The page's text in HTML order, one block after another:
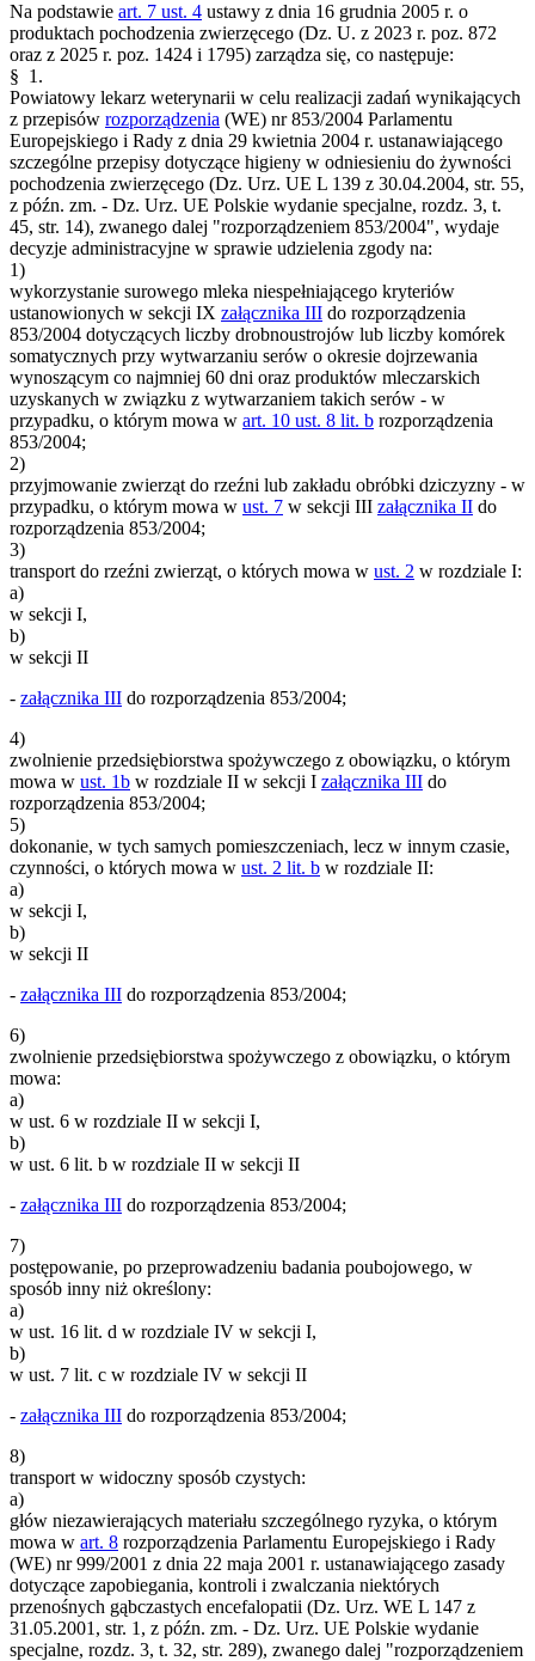
Na podstawie art. 7 ust. 4 ustawy z dnia 16 grudnia 2005 r. o
produktach pochodzenia zwierzęcego (Dz. U. z 2023 r. poz. 872
oraz z 2025 r. poz. 1424 i 1795) zarządza się, co następuje:
§ 1.
Powiatowy lekarz weterynarii w celu realizacji zadań wynikających
z przepisów rozporządzenia (WE) nr 853/2004 Parlamentu
Europejskiego i Rady z dnia 29 kwietnia 2004 r. ustanawiającego
szczególne przepisy dotyczące higieny w odniesieniu do żywności
pochodzenia zwierzęcego (Dz. Urz. UE L 139 z 30.04.2004, str. 55,
z późn. zm. - Dz. Urz. UE Polskie wydanie specjalne, rozdz. 3, t.
45, str. 14), zwanego dalej "rozporządzeniem 853/2004", wydaje
decyzje administracyjne w sprawie udzielenia zgody na:
1)
wykorzystanie surowego mleka niespełniającego kryteriów
ustanowionych w sekcji IX załącznika III do rozporządzenia
853/2004 dotyczących liczby drobnoustrojów lub liczby komórek
somatycznych przy wytwarzaniu serów o okresie dojrzewania
wynoszącym co najmniej 60 dni oraz produktów mleczarskich
uzyskanych w związku z wytwarzaniem takich serów - w
przypadku, o którym mowa w art. 10 ust. 8 lit. b rozporządzenia
853/2004;
2)
przyjmowanie zwierząt do rzeźni lub zakładu obróbki dziczyzny - w
przypadku, o którym mowa w ust. 7 w sekcji III załącznika II do
rozporządzenia 853/2004;
3)
transport do rzeźni zwierząt, o których mowa w ust. 2 w rozdziale I:
a)
w sekcji I,
b)
w sekcji II
- załącznika III do rozporządzenia 853/2004;
4)
zwolnienie przedsiębiorstwa spożywczego z obowiązku, o którym
mowa w ust. 1b w rozdziale II w sekcji I załącznika III do
rozporządzenia 853/2004;
5)
dokonanie, w tych samych pomieszczeniach, lecz w innym czasie,
czynności, o których mowa w ust. 2 lit. b w rozdziale II:
a)
w sekcji I,
b)
w sekcji II
- załącznika III do rozporządzenia 853/2004;
6)
zwolnienie przedsiębiorstwa spożywczego z obowiązku, o którym
mowa:
a)
w ust. 6 w rozdziale II w sekcji I,
b)
w ust. 6 lit. b w rozdziale II w sekcji II
- załącznika III do rozporządzenia 853/2004;
7)
postępowanie, po przeprowadzeniu badania poubojowego, w
sposób inny niż określony:
a)
w ust. 16 lit. d w rozdziale IV w sekcji I,
b)
w ust. 7 lit. c w rozdziale IV w sekcji II
- załącznika III do rozporządzenia 853/2004;
8)
transport w widoczny sposób czystych:
a)
głów niezawierających materiału szczególnego ryzyka, o którym
mowa w art. 8 rozporządzenia Parlamentu Europejskiego i Rady
(WE) nr 999/2001 z dnia 22 maja 2001 r. ustanawiającego zasady
dotyczące zapobiegania, kontroli i zwalczania niektórych
przenośnych gąbczastych encefalopatii (Dz. Urz. WE L 147 z
31.05.2001, str. 1, z późn. zm. - Dz. Urz. UE Polskie wydanie
specjalne, rozdz. 3, t. 32, str. 289), zwanego dalej "rozporządzeniem